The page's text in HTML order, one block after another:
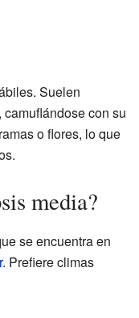
Suelen
con su
o flores, lo que
media?
se encuentra en
. Prefiere climas